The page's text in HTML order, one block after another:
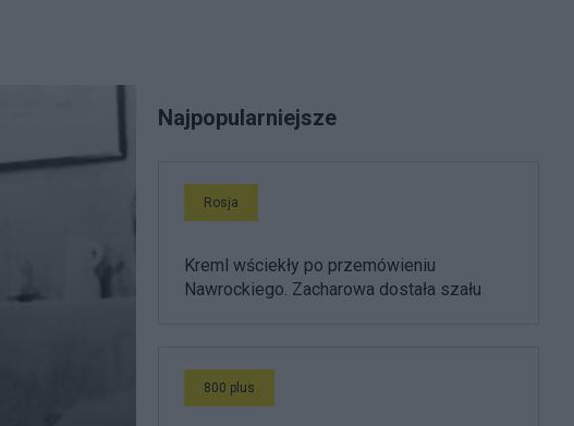
Najpopularniejsze
Rosja
Kreml wściekły po przemówieniu
Nawrockiego. Zacharowa dostała szału
800 plus